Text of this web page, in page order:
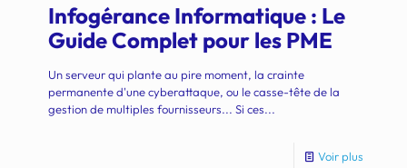
Infogérance Informatique : Le
Guide Complet pour les PME
Un serveur qui plante au pire moment, la crainte
permanente d'une cyberattaque, ou le casse-tête de la
gestion de multiples fournisseurs... Si ces...
Voir plus